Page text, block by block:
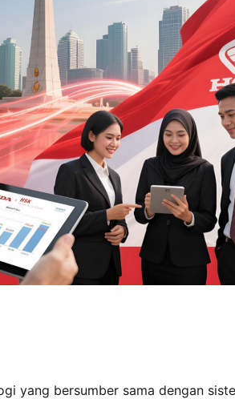
yang bersumber sama dengan